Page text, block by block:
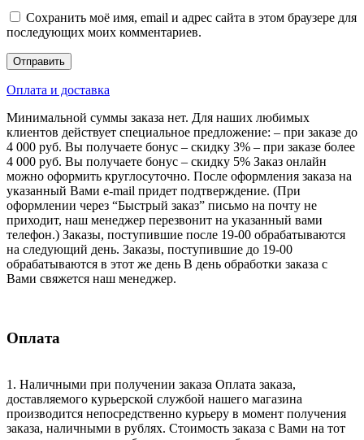
Сохранить моё имя, email и адрес сайта в этом браузере для
последующих моих комментариев.
Оплата и доставка
Минимальной суммы заказа нет. Для наших любимых
клиентов действует специальное предложение: – при заказе до
4 000 руб. Вы получаете бонус – скидку 3% – при заказе более
4 000 руб. Вы получаете бонус – скидку 5% Заказ онлайн
можно оформить круглосуточно. После оформления заказа на
указанный Вами e-mail придет подтверждение. (При
оформлении через “Быстрый заказ” письмо на почту не
приходит, наш менеджер перезвонит на указанный вами
телефон.) Заказы, поступившие после 19-00 обрабатываются
на следующий день. Заказы, поступившие до 19-00
обрабатываются в этот же день В день обработки заказа с
Вами свяжется наш менеджер.
Оплата
1. Наличными при получении заказа Оплата заказа,
доставляемого курьерской службой нашего магазина
производится непосредственно курьеру в момент получения
заказа, наличными в рублях. Стоимость заказа с Вами на тот